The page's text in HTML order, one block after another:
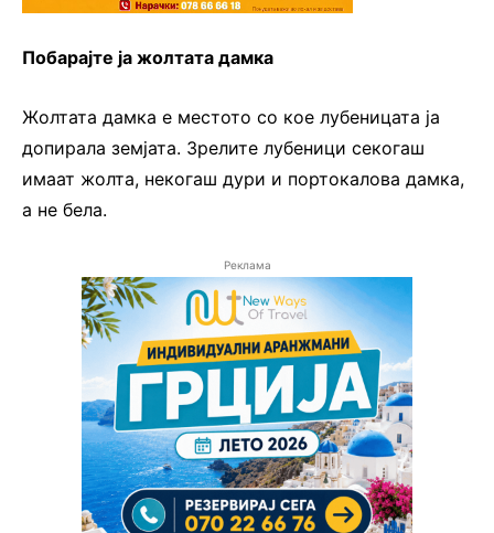
Побарајте ја жолтата дамка
Жолтата дамка е местото со кое лубеницата ја
допирала земјата. Зрелите лубеници секогаш
имаат жолта, некогаш дури и портокалова дамка,
а не бела.
Реклама